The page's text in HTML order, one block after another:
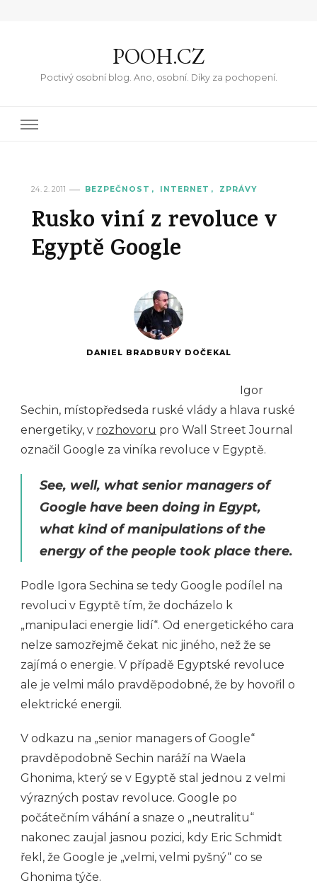
POOH.CZ
Poctivý osobní blog. Ano, osobní. Díky za pochopení.
24. 2. 2011 BEZPEČNOST INTERNET ZPRÁVY
Rusko viní z revoluce v
Egyptě Google
DANIEL BRADBURY DOČEKAL
Igor
Sechin, místopředseda ruské vlády a hlava ruské
energetiky, v rozhovoru pro Wall Street Journal
označil Google za viníka revoluce v Egyptě.
See, well, what senior managers of
Google have been doing in Egypt,
what kind of manipulations of the
energy of the people took place there.
Podle Igora Sechina se tedy Google podílel na
revoluci v Egyptě tím, že docházelo k
„manipulaci energie lidí“. Od energetického cara
nelze samozřejmě čekat nic jiného, než že se
zajímá o energie. V případě Egyptské revoluce
ale je velmi málo pravděpodobné, že by hovořil o
elektrické energii.
V odkazu na „senior managers of Google“
pravděpodobně Sechin naráží na Waela
Ghonima, který se v Egyptě stal jednou z velmi
výrazných postav revoluce. Google po
počátečním váhání a snaze o „neutralitu“
nakonec zaujal jasnou pozici, kdy Eric Schmidt
řekl, že Google je „velmi, velmi pyšný“ co se
Ghonima týče.